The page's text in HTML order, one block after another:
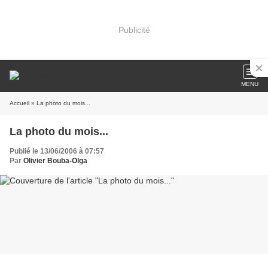
Publicité
MENU
Accueil » La photo du mois...
La photo du mois...
Publié le 13/06/2006 à 07:57
Par Olivier Bouba-Olga